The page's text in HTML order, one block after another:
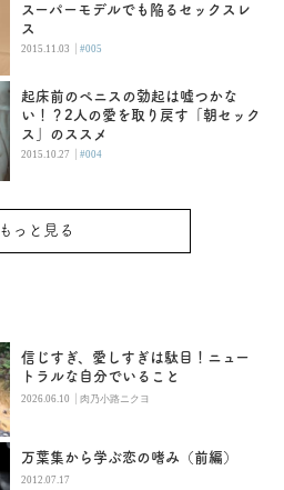
スーパーモデルでも陥るセックスレ
ス
2015.11.03 |#005
起床前のペニスの勃起は嘘つかな
い！？2人の愛を取り戻す「朝セック
ス」のススメ
2015.10.27 |#004
もっと見る
信じすぎ、愛しすぎは駄目！ニュー
トラルな自分でいること
2026.06.10 |肉乃小路ニクヨ
万葉集から学ぶ恋の嗜み（前編）
2012.07.17